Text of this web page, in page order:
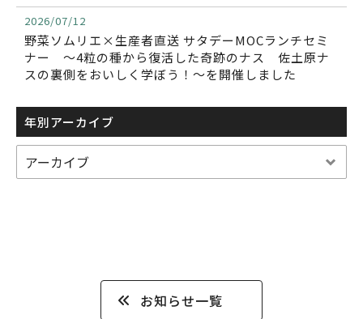
2026/07/12
野菜ソムリエ×生産者直送 サタデーMOCランチセミ
ナー ～4粒の種から復活した奇跡のナス 佐土原ナ
スの裏側をおいしく学ぼう！～を開催しました
年別アーカイブ
お知らせ一覧